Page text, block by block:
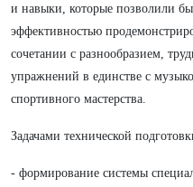
и навыки, которые позволили
эффективностью
сочетании с разнообразием,
упражнений в единстве с
спортивного мастерства.
Задачами технической
- формирование системы